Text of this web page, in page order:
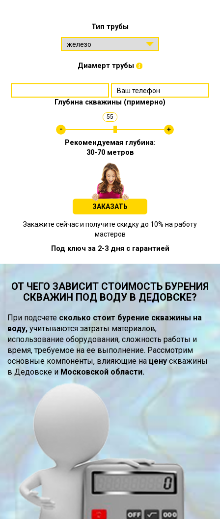
Тип трубы
Диамерт трубы
Глубина скважины (примерно)
55
Рекомендуемая глубина:
30-70 метров
ЗАКАЗАТЬ
Закажите сейчас и получите скидку до 10% на работу
мастеров
Под ключ за 2-3 дня с гарантией
ОТ ЧЕГО ЗАВИСИТ СТОИМОСТЬ БУРЕНИЯ
СКВАЖИН ПОД ВОДУ В ДЕДОВСКЕ?
При подсчете сколько стоит бурение скважины на
воду, учитываются затраты материалов,
использование оборудования, сложность работы и
время, требуемое на ее выполнение. Рассмотрим
основные компоненты, влияющие на цену скважины
в Дедовске и Московской области.